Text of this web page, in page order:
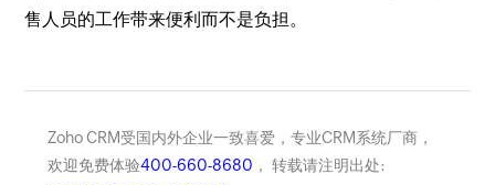
售人员的工作带来便利而不是负担。
Zoho CRM受国内外企业一致喜爱，专业CRM系统厂商，
欢迎免费体验400-660-8680 ， 转载请注明出处: